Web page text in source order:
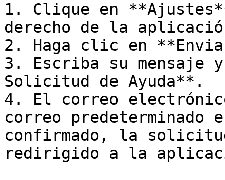
1. Clique en
derecho de la
2. Haga clic en
3. Escriba su mensaje
Solicitud de Ayuda**.
4. El correo
correo predeterminado
confirmado, la
redirigido a la